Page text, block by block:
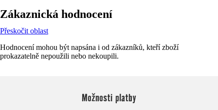
Zákaznická hodnocení
Přeskočit oblast
Hodnocení mohou být napsána i od zákazníků, kteří zboží
prokazatelně nepoužili nebo nekoupili.
Možnosti platby